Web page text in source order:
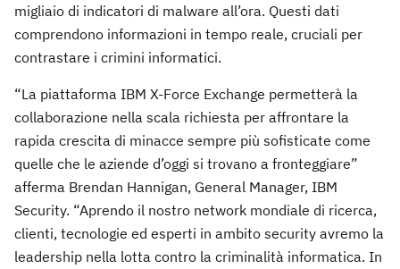
migliaio di indicatori di malware all’ora. Questi dati
comprendono informazioni in tempo reale, cruciali per
contrastare i crimini informatici.
“La piattaforma IBM X-Force Exchange permetterà la
collaborazione nella scala richiesta per affrontare la
rapida crescita di minacce sempre più sofisticate come
quelle che le aziende d’oggi si trovano a fronteggiare”
afferma Brendan Hannigan, General Manager, IBM
Security. “Aprendo il nostro network mondiale di ricerca,
clienti, tecnologie ed esperti in ambito security avremo la
leadership nella lotta contro la criminalità informatica. In